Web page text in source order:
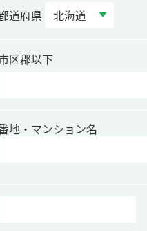
道府県
区郡以下
地・マンション名